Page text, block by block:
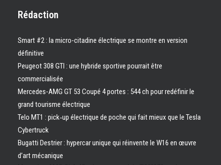
Rédaction
Smart #2 : la micro-citadine électrique se montre en version
définitive
Peugeot 308 GTI : une hybride sportive pourrait être
commercialisée
Mercedes-AMG GT 53 Coupé 4 portes : 544 ch pour redéfinir le
grand tourisme électrique
Telo MT1 : pick‑up électrique de poche qui fait mieux que le Tesla
Cybertruck
Bugatti Destrier : hypercar unique qui réinvente le W16 en œuvre
d’art mécanique